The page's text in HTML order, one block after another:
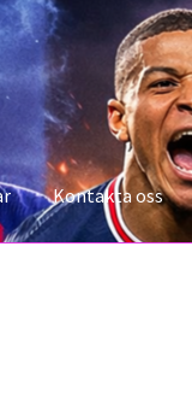
Kontakta oss